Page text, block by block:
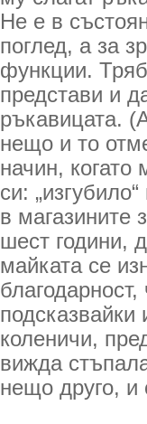
Не е в
поглед, а за
функции.
представи и
ръкавицата.
нещо и то
начин, когато
си:
в магазините
шест години,
майката се
подсказвайки
коленичи,
вижда
нещо друго, и